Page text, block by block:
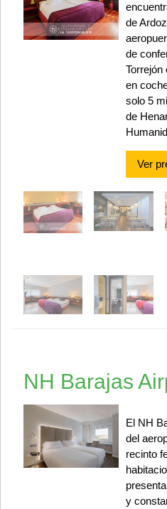
de
de
Torrejón
en
solo 5
de
Ver
NH Barajas
El NH
del
recinto
y